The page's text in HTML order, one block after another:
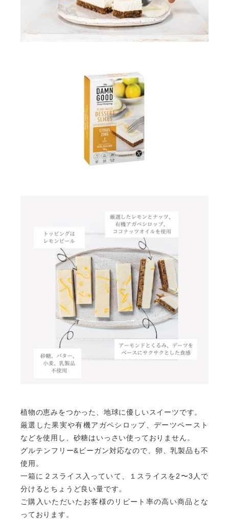
植物の恵みをつかった、地球に優しいスイーツです。
厳選した果実や有機アガペシロップ、デーツペースト
などを使用し、砂糖はいっさい使っておりません。
グルテンフリー&ビーガン対応なので、卵、乳製品も不
使用。
一箱に２スライス入っていて
、１スライスを2〜3 人で
分けるとちょうど良い量です。
ご購入いただいたお客様のリピート率の高い商品とな
っております。